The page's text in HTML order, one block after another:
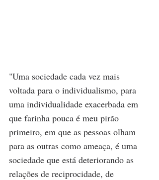
"Uma sociedade cada vez mais
voltada para o individualismo, para
uma individualidade exacerbada em
que farinha pouca é meu pirão
primeiro, em que as pessoas olham
para as outras como ameaça, é uma
sociedade que está deteriorando as
relações de reciprocidade, de